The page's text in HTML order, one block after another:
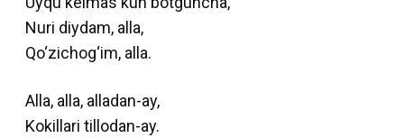
Nuri diydam, alla,
Qo‘zichog‘im, alla.
Alla, alla, alladan-ay,
Kokillari tillodan-ay.